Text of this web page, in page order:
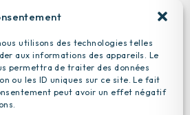
utilisons des technologies telles
aux informations des appareils. Le
permettra de traiter des données
ou les ID uniques sur ce site. Le fait
peut avoir un effet négatif
03 83 74 05 00